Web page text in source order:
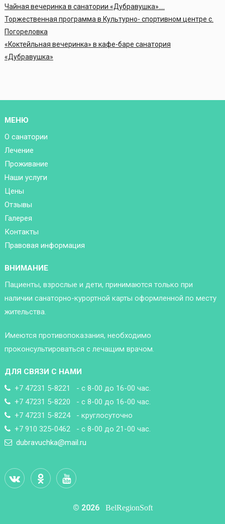
Чайная вечеринка в санатории «Дубравушка»….
Торжественная программа в Культурно- спортивном центре с.
Погореловка
«Коктейльная вечеринка» в кафе-баре санатория
«Дубравушка»
МЕНЮ
О санатории
Лечение
Проживание
Наши услуги
Цены
Отзывы
Галерея
Контакты
Правовая информация
ВНИМАНИЕ
Пациенты, взрослые и дети, принимаются только при
наличии санаторно-курортной карты оформленной по месту
жительства.
Имеются противопоказания, необходимо
проконсультироваться с лечащим врачом.
ДЛЯ СВЯЗИ С НАМИ
+7 47231 5-8221 - с 8-00 до 16-00 час.
+7 47231 5-8220 - с 8-00 до 16-00 час.
+7 47231 5-8224 - круглосуточно
+7 910 325-0462 - с 8-00 до 21-00 час.
dubravuchka@mail.ru
© 2026 BelRegionSoft